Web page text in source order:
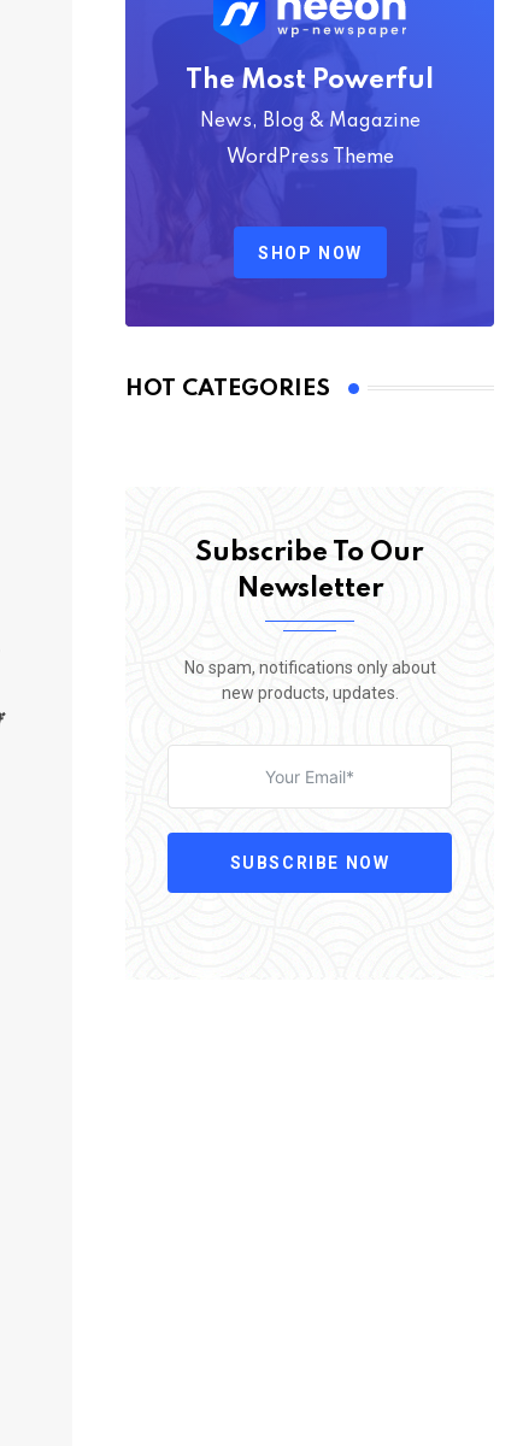
The Most Powerful
News, Blog & Magazine
WordPress Theme
SHOP NOW
HOT CATEGORIES
Subscribe To Our
Newsletter
No spam, notifications only about
new products, updates.
SUBSCRIBE NOW